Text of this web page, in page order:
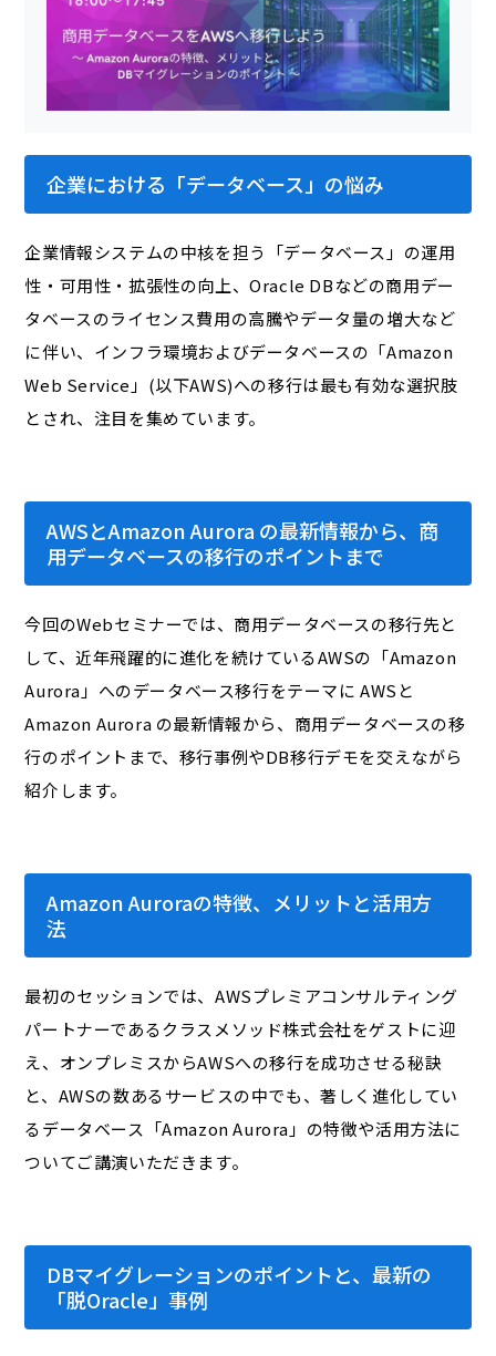
企業における「データベース」の悩み
企業情報システムの中核を担う「データベース」の運用
性・可用性・拡張性の向上、Oracle DBなどの商用デー
タベースのライセンス費用の高騰やデータ量の増大など
に伴い、インフラ環境およびデータベースの「Amazon
Web Service」(以下AWS)への移行は最も有効な選択肢
とされ、注目を集めています。
AWSとAmazon Aurora の最新情報から、商
用データベースの移行のポイントまで
今回のWebセミナーでは、商用データベースの移行先と
して、近年飛躍的に進化を続けているAWSの「Amazon
Aurora」へのデータベース移行をテーマに AWSと
Amazon Aurora の最新情報から、商用データベースの移
行のポイントまで、移行事例やDB移行デモを交えながら
紹介します。
Amazon Auroraの特徴、メリットと活用方
法
最初のセッションでは、AWSプレミアコンサルティング
パートナーであるクラスメソッド株式会社をゲストに迎
え、オンプレミスからAWSへの移行を成功させる秘訣
と、AWSの数あるサービスの中でも、著しく進化してい
るデータベース「Amazon Aurora」の特徴や活用方法に
ついてご講演いただきます。
DBマイグレーションのポイントと、最新の
「脱Oracle」事例